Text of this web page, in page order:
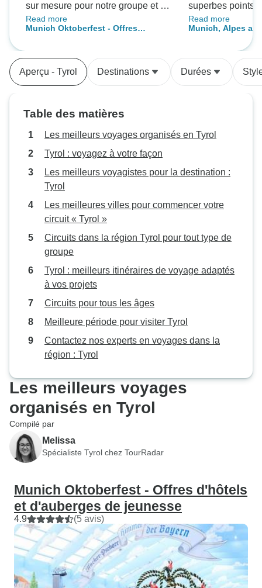
sur mesure pour notre groupe et la
communication a été excellente !
Nous ne pouvons que les
Read more
Munich Oktoberfest - Offres
superbes points
d'excellents
souvenir
Read more
Munich, Alpes
Dolomites à bord
Guidage par GPS
Aperçu - Tyrol Destinations Durées
Table des matières
Les meilleurs voyages organisés en Tyrol
Tyrol : voyagez à votre façon
Les meilleurs voyagistes pour la destination :
Tyrol
Les meilleures villes pour commencer votre
circuit « Tyrol »
Circuits dans la région Tyrol pour tout type de
groupe
Tyrol : meilleurs itinéraires de voyage adaptés
à vos projets
Circuits pour tous les âges
Meilleure période pour visiter Tyrol
Contactez nos experts en voyages dans la
région : Tyrol
Les meilleurs voyages
organisés en Tyrol
Compilé par
Melissa
Spécialiste Tyrol chez TourRadar
Munich Oktoberfest - Offres d'hôtels
et d'auberges de jeunesse
4.9 (5 avis)